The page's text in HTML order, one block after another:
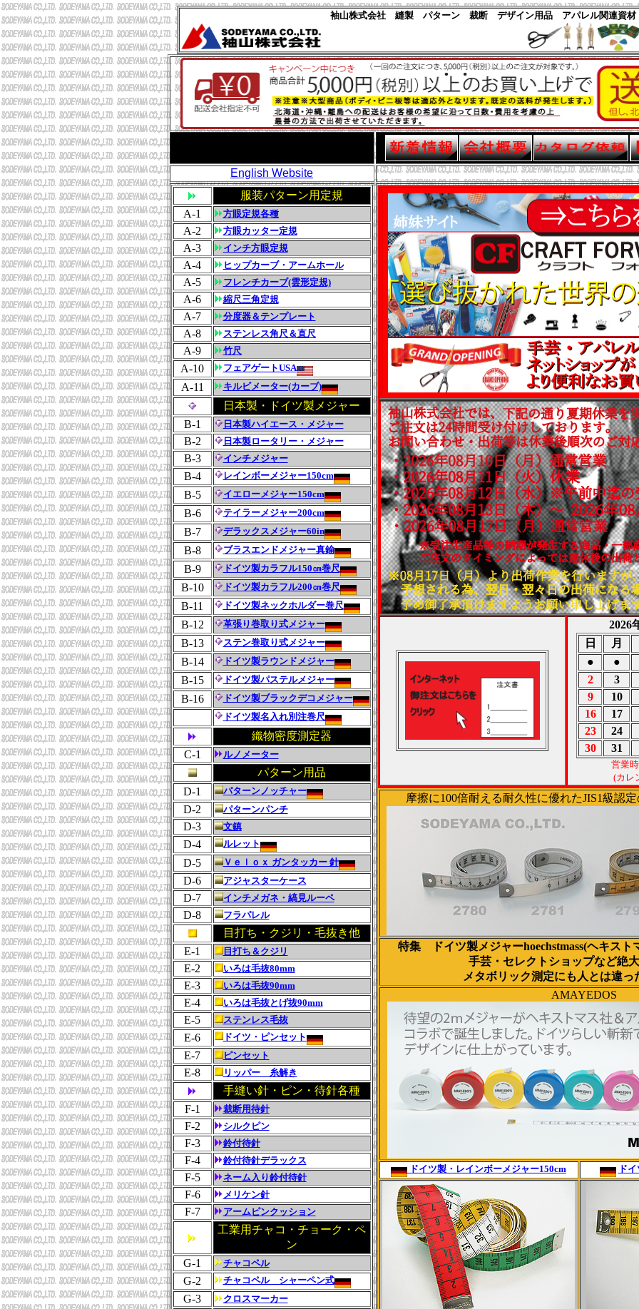
袖山株式会社 縫製 パターン 裁断 デザイン用品 アパレル関連資材
English Website
服装パターン用定規
A-1
方眼定規各種
A-2 方眼カッター定規
A-3 インチ方眼定規
A-4 ヒップカーブ・アームホール
A-5 フレンチカーブ(雲形定規)
A-6 縮尺三角定規
A-7 分度器＆テンプレート
A-8 ステンレス角尺＆直尺
A-9 竹尺
A-10 フェアゲートUSA
A-11 キルビメーター(カーブ)
日本製・ドイツ製メジャー
B-1
日本製ハイエース・メジャー
B-2 日本製ロータリー・メジャー
B-3 インチメジャー
B-4 レインボーメジャー150cm
B-5 イエローメジャー150cm
B-6 テイラーメジャー200cm
B-7 デラックスメジャー60in
B-8 ブラスエンドメジャー真鍮
B-9 ドイツ製カラフル150㎝巻尺
B-10 ドイツ製カラフル200㎝巻尺
B-11 ドイツ製ネックホルダー巻尺
B-12 革張り巻取り式メジャー
B-13 ステン巻取り式メジャー
B-14 ドイツ製ラウンドメジャー
B-15 ドイツ製パステルメジャー
B-16
ドイツ製ブラックデコメジャー
ドイツ製名入れ別注巻尺
織物密度測定器
C-1
ルノメーター
パターン用品
D-1
パターンノッチャー
D-2 パターンパンチ
D-3 文鎮
D-4 ルレット
D-5 Ｖｅｌｏｘ ガンタッカー 針
D-6 アジャスターケース
D-7 インチメガネ・縞見ルーペ
D-8 フラパレル
目打ち・クジリ・毛抜き他
E-1
目打ち＆クジリ
E-2 いろは毛抜80mm
E-3 いろは毛抜90mm
E-4 いろは毛抜とげ抜90mm
E-5 ステンレス毛抜
E-6 ドイツ・ピンセット
E-7 ピンセット
E-8 リッパー 糸解き
手縫い針・ピン・待針各種
F-1
裁断用待針
F-2 シルクピン
F-3 鈴付待針
F-4 鈴付待針デラックス
F-5 ネーム入り鈴付待針
F-6 メリケン針
F-7 アームピンクッション
工業用チャコ・チョーク・ペ
ン
G-1
チャコペル
G-2 チャコペル シャーペン式
G-3 クロスマーカー
2026
日
月
●
●
2
3
9
10
16
17
23
24
30
31
営業
(カレ
摩擦に100倍耐える耐久性に優れたJIS1級認
特集 ドイツ製メジャーhoechstmass(ヘキスト
手芸・セレクトショップなど絶
メタボリック測定にも人とは違っ
AMAYEDOS
ドイツ製・レインボーメジャー150cm ド